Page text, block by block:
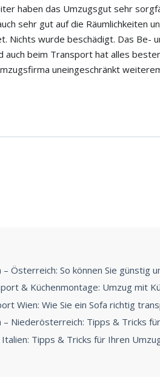
haben das Umzugsgut sehr
sehr gut auf die Räumlichkeiten
Nichts wurde beschädigt. Das Be-
auch beim Transport hat alles
uneingeschränkt
– Österreich: So können Sie günstig
& Küchenmontage: Umzug mit
Wien: Wie Sie ein Sofa richtig
– Niederösterreich: Tipps & Tricks
Italien: Tipps & Tricks für Ihren